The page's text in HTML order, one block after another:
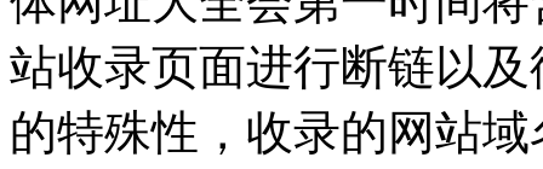
站收录页面进行断链以
的特殊性，收录的网站